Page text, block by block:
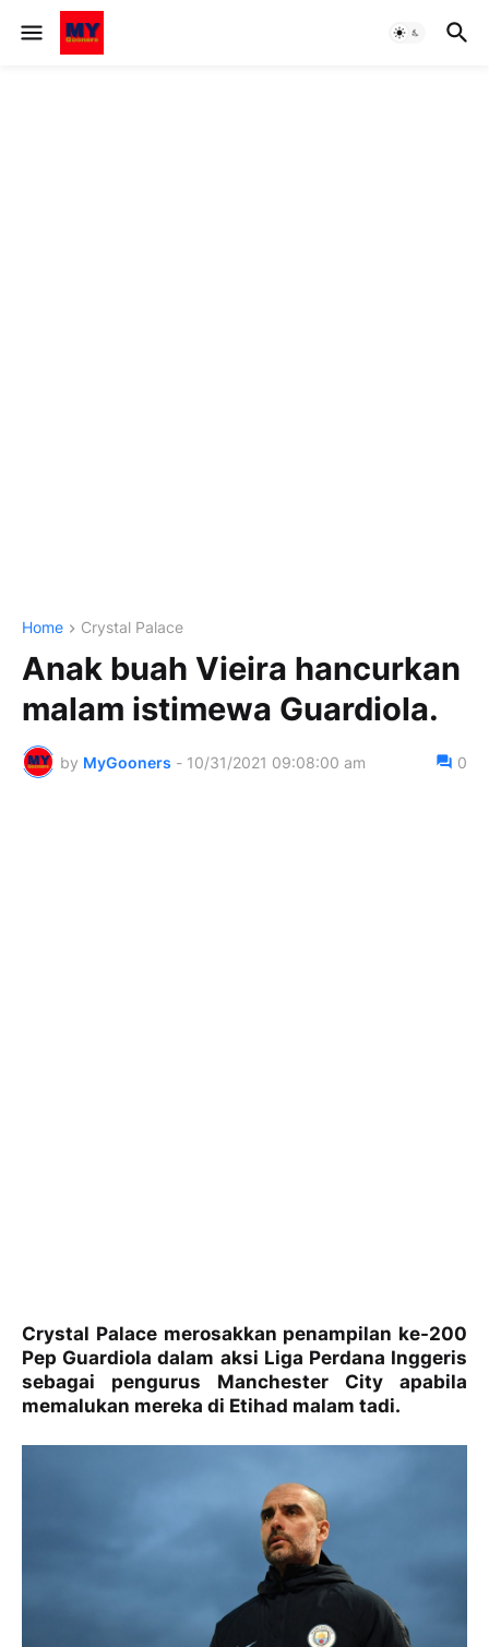
Home Crystal Palace
Anak buah Vieira hancurkan
malam istimewa Guardiola.
by MyGooners - 10/31/2021 09:08:00 am 0
Crystal Palace merosakkan penampilan ke-200
Pep Guardiola dalam aksi Liga Perdana Inggeris
sebagai pengurus Manchester City apabila
memalukan mereka di Etihad malam tadi.